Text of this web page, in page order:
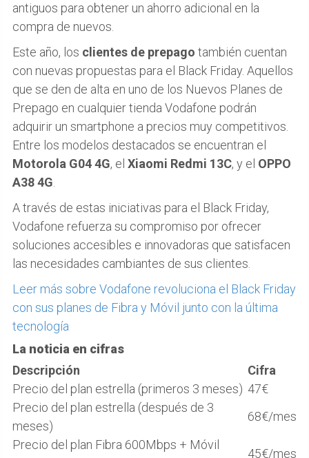
antiguos para obtener un ahorro adicional en la
compra de nuevos.
Este año, los clientes de prepago también cuentan
con nuevas propuestas para el Black Friday. Aquellos
que se den de alta en uno de los Nuevos Planes de
Prepago en cualquier tienda Vodafone podrán
adquirir un smartphone a precios muy competitivos.
Entre los modelos destacados se encuentran el
Motorola G04 4G, el Xiaomi Redmi 13C, y el OPPO
A38 4G
A través de estas iniciativas para el Black Friday,
Vodafone refuerza su compromiso por ofrecer
soluciones accesibles e innovadoras que satisfacen
las necesidades cambiantes de sus clientes.
Leer más sobre Vodafone revoluciona el Black Friday
con sus planes de Fibra y Móvil junto con la última
tecnología
La noticia en cifras
Descripción
Cifra
Precio del plan estrella (primeros 3 meses) 47€
Precio del plan estrella (después de 3
meses)
68€/mes
Precio del plan Fibra 600Mbps + Móvil
45€/mes